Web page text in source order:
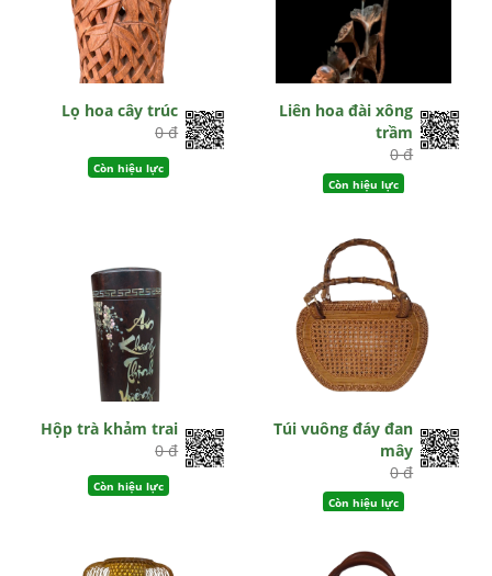
Lọ hoa cây trúc
0 đ
Còn hiệu lực
Liên hoa đài xông
trầm
0 đ
Còn hiệu lực
Hộp trà khảm trai
0 đ
Còn hiệu lực
Túi vuông đáy đan
mây
0 đ
Còn hiệu lực